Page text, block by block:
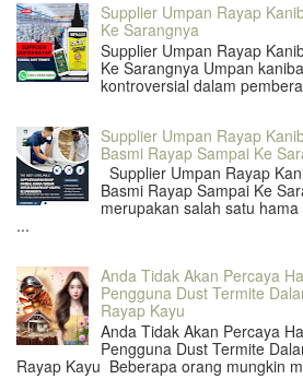
Supplier Umpan Rayap
Ke Sarangnya
Supplier Umpan Rayap
Ke Sarangnya Umpan
kontroversial dalam
Supplier Umpan Rayap
Basmi Rayap Sampai Ke
Supplier Umpan Rayap
Basmi Rayap Sampai Ke
merupakan salah satu
...
Anda Tidak Akan Percaya
Pengguna Dust Termite
Rayap Kayu
Anda Tidak Akan Percaya
Pengguna Dust Termite
Rayap Kayu Beberapa orang mungkin